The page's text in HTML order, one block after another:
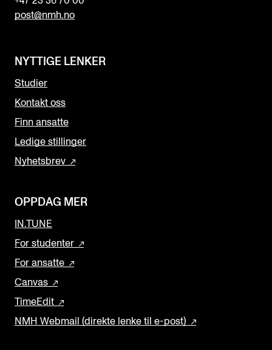
post@nmh.no
NYTTIGE LENKER
Studier
Kontakt oss
Finn ansatte
Ledige stillinger
Nyhetsbrev
OPPDAG MER
IN.TUNE
For studenter
For ansatte
Canvas
TimeEdit
NMH Webmail (direkte lenke til e-post)